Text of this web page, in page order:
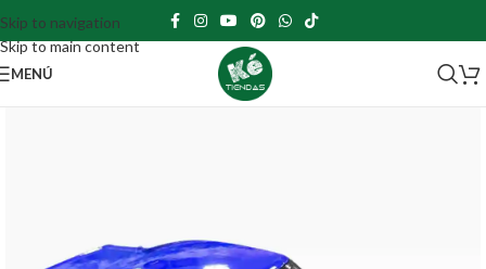
Skip to navigation
Skip to main content
MENÚ